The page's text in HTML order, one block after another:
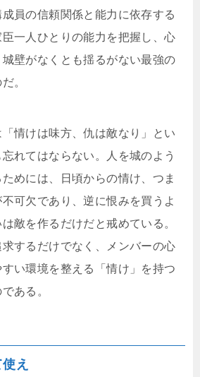
員の信頼関係と能力に依存する
一人ひとりの能力を把握し、心
壁がなくとも揺るがない最強の
。
情けは味方、仇は敵なり」とい
れてはならない。人を城のよう
めには、日頃からの情け、つま
可欠であり、逆に恨みを買うよ
敵を作るだけだと戒めている。
するだけでなく、メンバーの心
い環境を整える「情け」を持つ
ある。
え